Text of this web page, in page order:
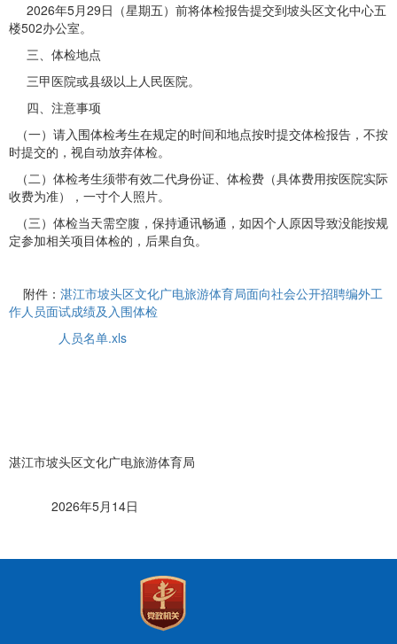
2026年5月29日（星期五）前将体检报告提交到坡头区文化中心五
楼502办公室。
三、体检地点
三甲医院或县级以上人民医院。
四、注意事项
（一）请入围体检考生在规定的时间和地点按时提交体检报告，不按
时提交的，视自动放弃体检。
（二）体检考生须带有效二代身份证、体检费（具体费用按医院实际
收费为准），一寸个人照片。
（三）体检当天需空腹，保持通讯畅通，如因个人原因导致没能按规
定参加相关项目体检的，后果自负。
附件： 湛江市坡头区文化广电旅游体育局面向社会公开招聘编外工
作人员面试成绩及入围体检
人员名单.xls
湛江市坡头区文化广电旅游体育局
2026年5月14日